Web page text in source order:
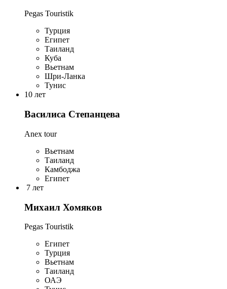
Pegas Touristik
Турция
Египет
Таиланд
Куба
Вьетнам
Шри-Ланка
Тунис
10 лет
Василиса Степанцева
Anex tour
Вьетнам
Таиланд
Камбоджа
Египет
7 лет
Михаил Хомяков
Pegas Touristik
Египет
Турция
Вьетнам
Таиланд
ОАЭ